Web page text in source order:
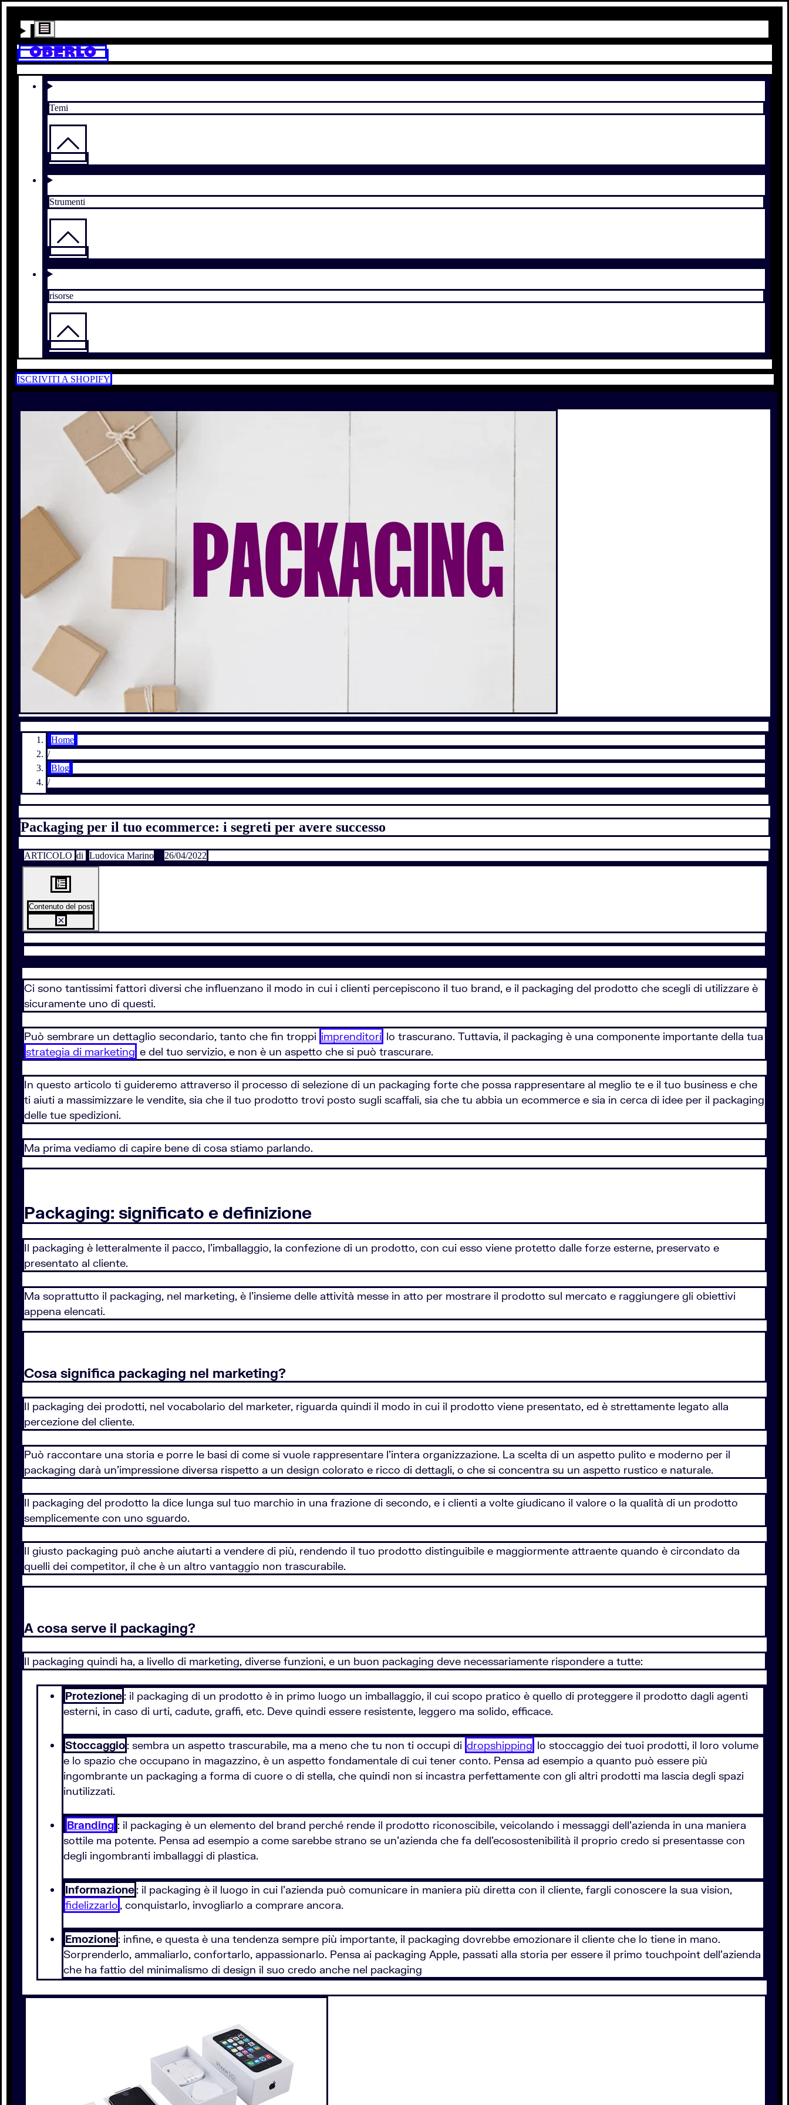
Temi
Strumenti
risorse
ISCRIVITI A SHOPIFY
Home
/
Blog
/
Packaging per il tuo ecommerce: i segreti per avere successo
ARTICOLO di Ludovica Marino 26/04/2022
Contenuto del post
Ci sono tantissimi fattori diversi che influenzano il modo in cui i clienti percepiscono il tuo brand, e il packaging del prodotto che scegli di utilizzare è
sicuramente uno di questi.
Può sembrare un dettaglio secondario, tanto che fin troppi imprenditori lo trascurano. Tuttavia, il packaging è una componente importante della tua
strategia di marketing e del tuo servizio, e non è un aspetto che si può trascurare.
In questo articolo ti guideremo attraverso il processo di selezione di un packaging forte che possa rappresentare al meglio te e il tuo business e che
ti aiuti a massimizzare le vendite, sia che il tuo prodotto trovi posto sugli scaffali, sia che tu abbia un ecommerce e sia in cerca di idee per il packaging
delle tue spedizioni.
Ma prima vediamo di capire bene di cosa stiamo parlando.
Packaging: significato e definizione
Il packaging è letteralmente il pacco, l'imballaggio, la confezione di un prodotto, con cui esso viene protetto dalle forze esterne, preservato e
presentato al cliente.
Ma soprattutto il packaging, nel marketing, è l'insieme delle attività messe in atto per mostrare il prodotto sul mercato e raggiungere gli obiettivi
appena elencati.
Cosa significa packaging nel marketing?
Il packaging dei prodotti, nel vocabolario del marketer, riguarda quindi il modo in cui il prodotto viene presentato, ed è strettamente legato alla
percezione del cliente.
Può raccontare una storia e porre le basi di come si vuole rappresentare l’intera organizzazione. La scelta di un aspetto pulito e moderno per il
packaging darà un’impressione diversa rispetto a un design colorato e ricco di dettagli, o che si concentra su un aspetto rustico e naturale.
Il packaging del prodotto la dice lunga sul tuo marchio in una frazione di secondo, e i clienti a volte giudicano il valore o la qualità di un prodotto
semplicemente con uno sguardo.
Il giusto packaging può anche aiutarti a vendere di più, rendendo il tuo prodotto distinguibile e maggiormente attraente quando è circondato da
quelli dei competitor, il che è un altro vantaggio non trascurabile.
A cosa serve il packaging?
Il packaging quindi ha, a livello di marketing, diverse funzioni, e un buon packaging deve necessariamente rispondere a tutte:
Protezione: il packaging di un prodotto è in primo luogo un imballaggio, il cui scopo pratico è quello di proteggere il prodotto dagli agenti
esterni, in caso di urti, cadute, graffi, etc. Deve quindi essere resistente, leggero ma solido, efficace.
Stoccaggio: sembra un aspetto trascurabile, ma a meno che tu non ti occupi di dropshipping lo stoccaggio dei tuoi prodotti, il loro volume
e lo spazio che occupano in magazzino, è un aspetto fondamentale di cui tener conto. Pensa ad esempio a quanto può essere più
ingombrante un packaging a forma di cuore o di stella, che quindi non si incastra perfettamente con gli altri prodotti ma lascia degli spazi
inutilizzati.
Branding : il packaging è un elemento del brand perché rende il prodotto riconoscibile, veicolando i messaggi dell'azienda in una maniera
sottile ma potente. Pensa ad esempio a come sarebbe strano se un'azienda che fa dell'ecosostenibilità il proprio credo si presentasse con
degli ingombranti imballaggi di plastica.
Informazione: il packaging è il luogo in cui l'azienda può comunicare in maniera più diretta con il cliente, fargli conoscere la sua vision,
fidelizzarlo , conquistarlo, invogliarlo a comprare ancora.
Emozione: infine, e questa è una tendenza sempre più importante, il packaging dovrebbe emozionare il cliente che lo tiene in mano.
Sorprenderlo, ammaliarlo, confortarlo, appassionarlo. Pensa ai packaging Apple, passati alla storia per essere il primo touchpoint dell'azienda
che ha fattio del minimalismo di design il suo credo anche nel packaging